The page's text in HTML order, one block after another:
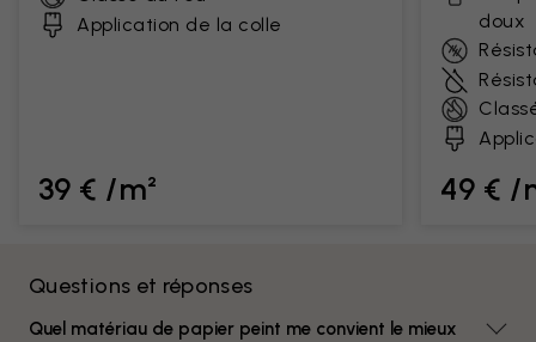
Application de la colle
39 € /m²
doux
49 € /
Questions et réponses
Quel matériau de papier peint me convient le mieux